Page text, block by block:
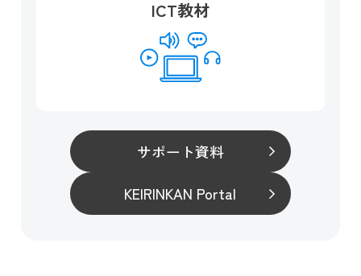
ICT教材
サポート資料
KEIRINKAN Portal